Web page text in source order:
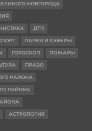
НОВГОРОДА
ДТП
ПАРКИ И СКВЕРЫ
ГОРОСКОП
ПОЖАРЫ
ПРАВО
РАЙОНА
РАЙОНА
АСТРОЛОГИЯ